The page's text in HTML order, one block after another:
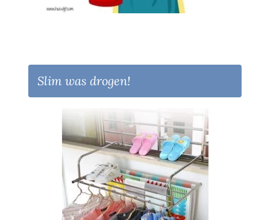
Slim was drogen!